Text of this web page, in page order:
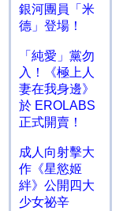
銀河團員「米
德」登場！
「純愛」黨勿
入！《極上人
妻在我身邊》
於 EROLABS
正式開賣！
成人向射擊大
作《星慾姬
絆》公開四大
少女祕辛